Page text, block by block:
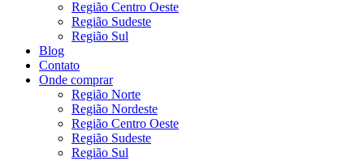
Região Centro Oeste
Região Sudeste
Região Sul
Blog
Contato
Onde comprar
Região Norte
Região Nordeste
Região Centro Oeste
Região Sudeste
Região Sul